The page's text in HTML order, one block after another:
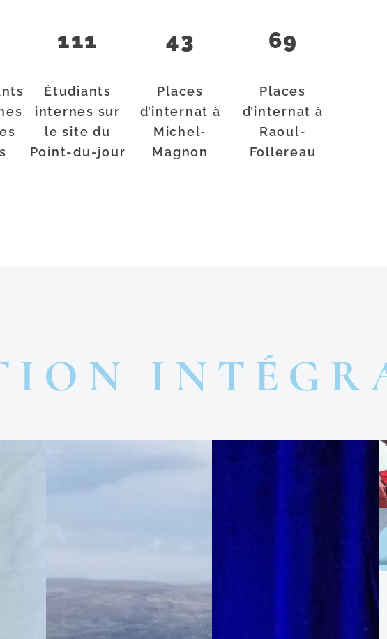
111
Étudiants
internes sur
le site du
Point-du-jour
43
Places
d’internat à
Michel-
Magnon
69
Places
d’internat à
Raoul-
Follereau